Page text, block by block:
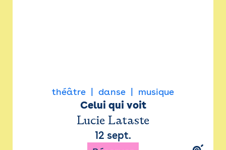
théâtre danse musique
Celui qui voit
Lucie Lataste
12 sept.